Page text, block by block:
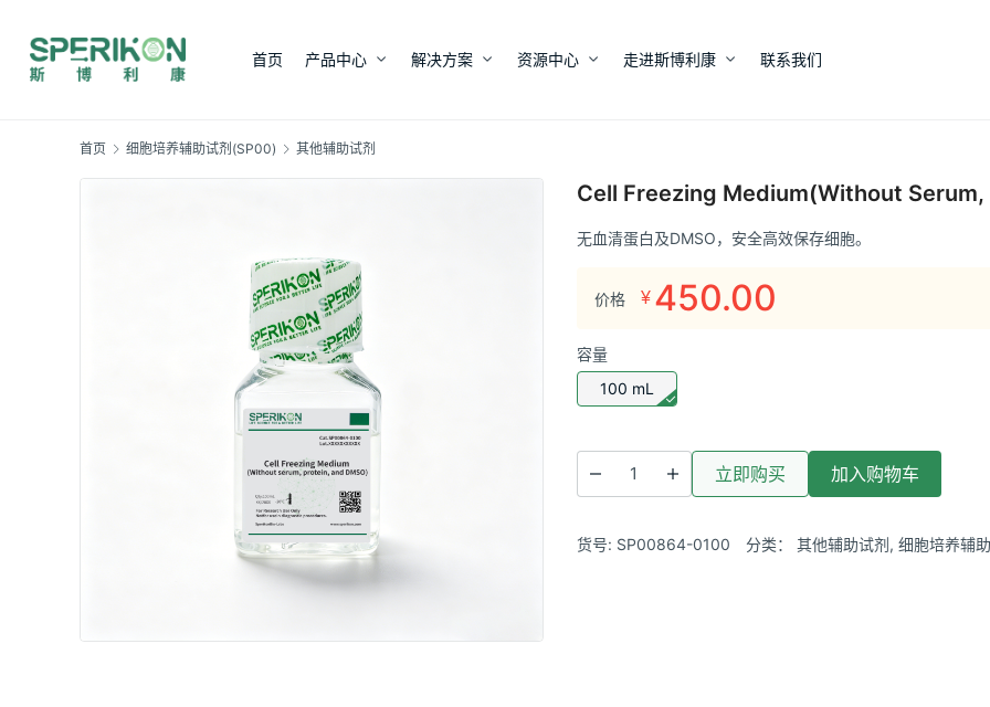
首页 产品中心 解决方案 资源中心 走进斯博利康 联系我们
首页 细胞培养辅助试剂(SP00) 其他辅助试剂
Cell Freezing Medium(Without
无血清蛋白及DMSO，安全高效保存细胞。
价格 ¥ 450.00
容量
100 mL
立即购买 加入购物车
货号: SP00864-0100 分类： 其他辅助试剂, 细胞培养辅